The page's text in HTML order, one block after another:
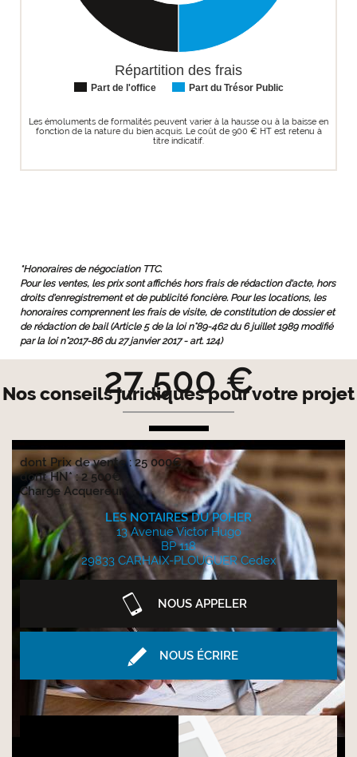
Répartition des frais
Part de l'office Part du Trésor Public
Les émoluments de formalités peuvent varier à la hausse ou à la baisse en
fonction de la nature du bien acquis. Le coût de 900 € HT est retenu à
titre indicatif.
*Honoraires de négociation TTC.
Pour les ventes, les prix sont affichés hors frais de rédaction d'acte, hors
droits d'enregistrement et de publicité foncière. Pour les locations, les
honoraires comprennent les frais de visite, de constitution de dossier et
de rédaction de bail (Article 5 de la loi n°89-462 du 6 juillet 1989 modifié
par la loi n°2017-86 du 27 janvier 2017 - art. 124)
27 500 €
dont Prix de vente : 25 000€
dont HN* : 2 500€
Charge Acquereur
LES NOTAIRES DU POHER
13 Avenue Victor Hugo
BP 118
29833 CARHAIX-PLOUGUER Cedex
NOUS APPELER
NOUS ÉCRIRE
Nos conseils juridiques pour votre projet